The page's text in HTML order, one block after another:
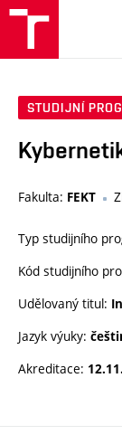
STUDIJNÍ
Fakulta: FEKT
Typ studijního
Kód studijního
Udělovaný titul:
Jazyk výuky:
Akreditace: